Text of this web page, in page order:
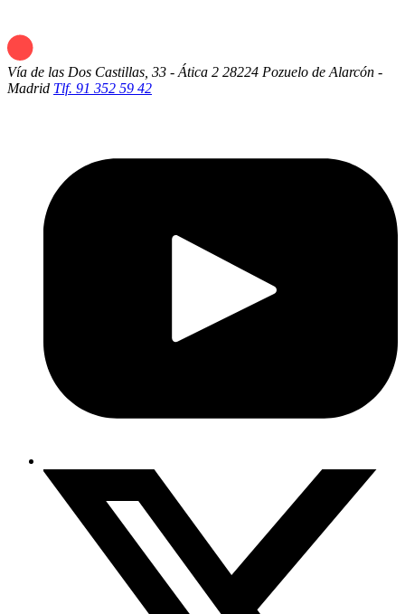
Vía de las Dos Castillas, 33 - Ática 2 28224 Pozuelo de Alarcón -
Madrid Tlf. 91 352 59 42